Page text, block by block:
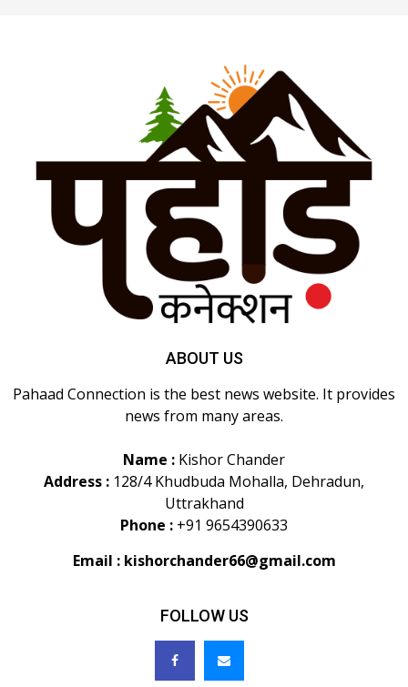
ABOUT US
Pahaad Connection is the best news website. It provides
news from many areas.
Name : Kishor Chander
Address : 128/4 Khudbuda Mohalla, Dehradun,
Uttrakhand
Phone : +91 9654390633
Email : kishorchander66@gmail.com
FOLLOW US